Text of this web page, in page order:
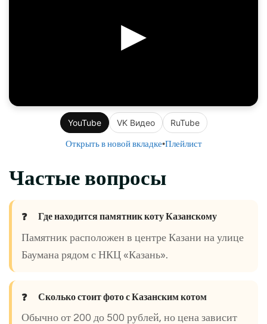
▶
YouTube VK Видео RuTube
Открыть в новой вкладке•Плейлист
Частые вопросы
Где находится памятник коту Казанскому
Памятник расположен в центре Казани на улице
Баумана рядом с НКЦ «Казань».
Сколько стоит фото с Казанским котом
Обычно от 200 до 500 рублей, но цена зависит